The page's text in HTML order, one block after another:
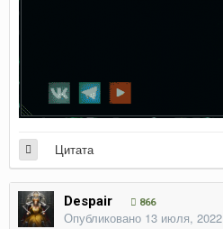
Цитата
Despair 866
Опубликовано 13 июля, 2022